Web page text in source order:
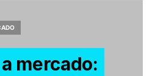
mercado: